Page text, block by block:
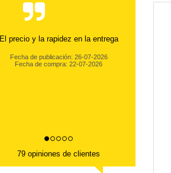
El precio y la rapidez en la entrega
Fecha de publicación: 26-07-2026
Fecha de compra: 22-07-2026
79 opiniones de clientes